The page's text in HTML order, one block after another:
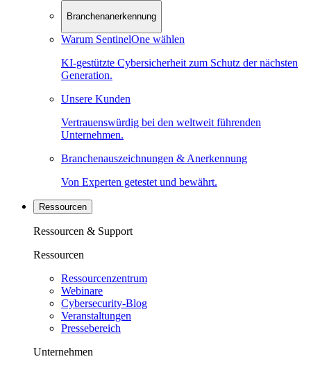
Branchenanerkennung
Warum SentinelOne wählen
KI-gestützte Cybersicherheit zum Schutz der nächsten
Generation.
Unsere Kunden
Vertrauenswürdig bei den weltweit führenden
Unternehmen.
Branchenauszeichnungen & Anerkennung
Von Experten getestet und bewährt.
Ressourcen
Ressourcen & Support
Ressourcen
Ressourcenzentrum
Webinare
Cybersecurity-Blog
Veranstaltungen
Pressebereich
Unternehmen